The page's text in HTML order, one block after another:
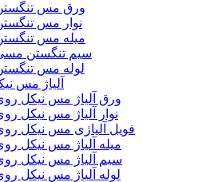
ورق مس
نوار مس
میله مس
سیم تنگستن
لوله مس
آلیاژ مس
ورق آلیاژ مس نیکل
نوار آلیاژ مس نیکل
فویل آلیاژی مس نیکل
میله آلیاژ مس نیکل
سیم آلیاژ مس نیکل
لوله آلیاژ مس نیکل